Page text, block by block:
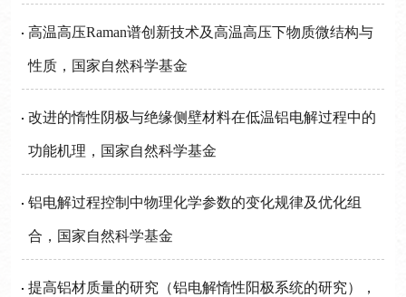
高温高压Raman谱创新技术及高温高压下物质微结构与
性质，国家自然科学基金
改进的惰性阴极与绝缘侧壁材料在低温铝电解过程中的
功能机理，国家自然科学基金
铝电解过程控制中物理化学参数的变化规律及优化组
合，国家自然科学基金
提高铝材质量的研究（铝电解惰性阳极系统的研究），